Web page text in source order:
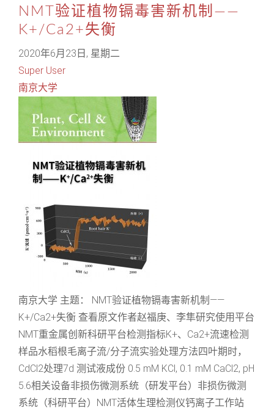
NMT验证植物镉毒害新机制——
K+/Ca2+失衡
2020年6月23日, 星期二
Super User
南京大学
南京大学 主题： NMT验证植物镉毒害新机制——
K+/Ca2+失衡 查看原文作者赵福庚、李隼研究使用平台
NMT重金属创新科研平台检测指标K+、Ca2+流速检测
样品水稻根毛离子流/分子流实验处理方法四叶期时，
CdCl2处理7d 测试液成份 0.5 mM KCl, 0.1 mM CaCl2, pH
5.6相关设备非损伤微测系统（研发平台）非损伤微测
系统（科研平台）NMT活体生理检测仪钙离子工作站